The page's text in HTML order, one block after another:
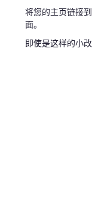
将您的主页链接
面。
即使是这样的小